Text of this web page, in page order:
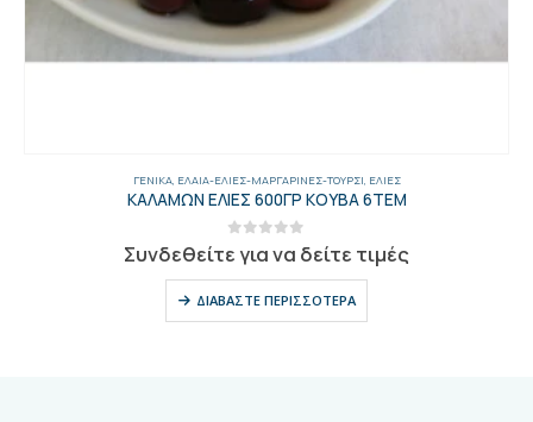
ΓΕΝΙΚΑ, ΈΛΑΙΑ-ΕΛΙΈΣ-ΜΑΡΓΑΡΊΝΕΣ-ΤΟΥΡΣΊ, ΕΛΙΈΣ
ΚΑΛΑΜΩΝ ΕΛΙΕΣ 600ΓΡ ΚΟΥΒΑ 6ΤΕΜ
out of 5
Συνδεθείτε για να δείτε τιμές
ΔΙΑΒΆΣΤΕ ΠΕΡΙΣΣΌΤΕΡΑ